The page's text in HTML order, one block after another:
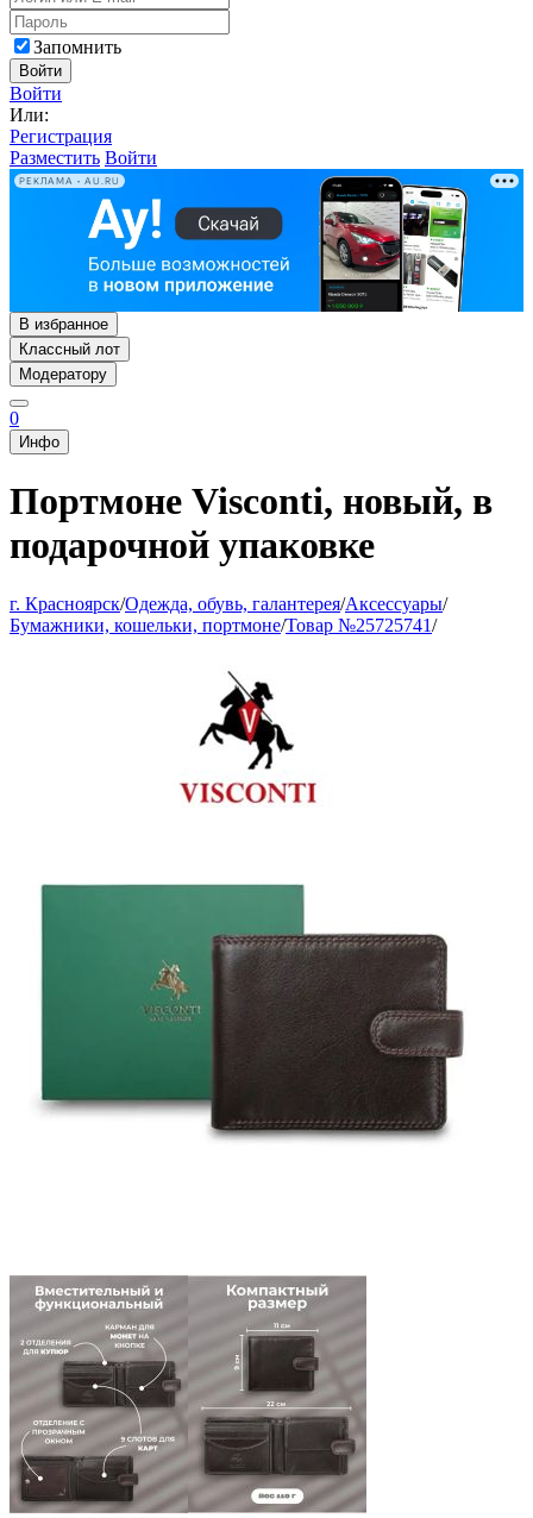
Запомнить
Войти
Войти
Или:
Регистрация
Разместить Войти
РЕКЛАМА • AU.RU
В избранное
Классный лот
Модератору
0
Инфо
Портмоне Visconti, новый, в
подарочной упаковке
г. Красноярск/Одежда, обувь, галантерея/Аксессуары/
Бумажники, кошельки, портмоне/Товар №25725741/